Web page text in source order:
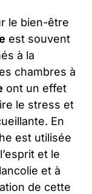
le bien-être
est souvent
à la
chambres à
ont un effet
le stress et
En
est utilisée
et le
et à
de cette